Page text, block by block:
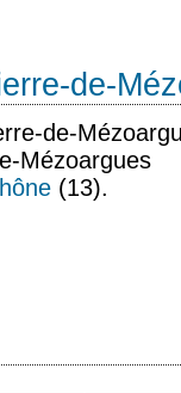
de-
de-
(13).